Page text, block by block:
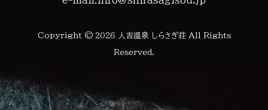
Copyright © 2026 人吉温泉 しらさぎ荘 All Rights
Reserved.